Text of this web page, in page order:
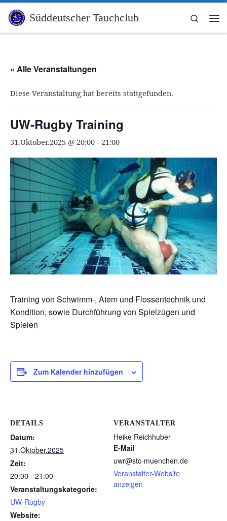
Zum Inhalt springen
Süddeutscher Tauchclub
Search
« Alle Veranstaltungen
Diese Veranstaltung hat bereits stattgefunden.
UW-Rugby Training
31.Oktober.2025 @ 20:00 - 21:00
Training von Schwimm-, Atem und Flossentechnik und
Kondition, sowie Durchführung von Spielzügen und
Spielen
Zum Kalender hinzufügen
DETAILS
Datum:
31.Oktober.2025
Zeit:
20:00 - 21:00
Veranstaltungskategorie:
UW-Rugby
Website:
VERANSTALTER
Heike Reichhuber
E-Mail
uwr@stc-muenchen.de
Veranstalter-Website
anzeigen